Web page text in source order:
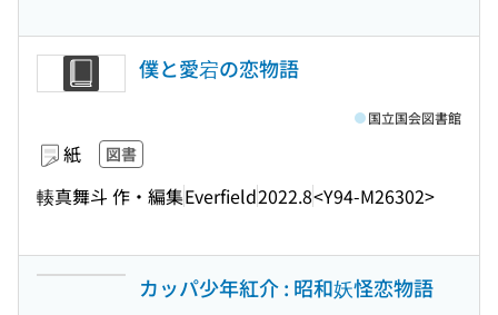
僕と愛宕の恋物語
紙 図書
輳真舞斗 作・編集Everfield2022.8<Y94-M26302>
国立国会図書館
カッパ少年紅介 : 昭和妖怪恋物語